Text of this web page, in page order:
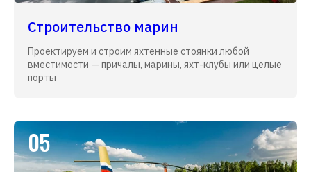
Строительство марин
Проектируем и строим яхтенные стоянки любой
вместимости — причалы, марины, яхт-клубы или целые
порты
05